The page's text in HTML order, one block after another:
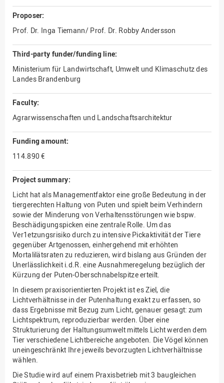
Proposer:
Prof. Dr. Inga Tiemann/ Prof. Dr. Robby Andersson
Third-party funder/funding line:
Ministerium für Landwirtschaft, Umwelt und Klimaschutz des
Landes Brandenburg
Faculty:
Agrarwissenschaften und Landschaftsarchitektur
Funding amount:
114.890 €
Project summary:
Licht hat als Managementfaktor eine große Bedeutung in der
tiergerechten Haltung von Puten und spielt beim Verhindern
sowie der Minderung von Verhaltensstörungen wie bspw.
Beschädigungspicken eine zentrale Rolle. Um das
Ver1etzungsrisiko durch zu intensive Pickaktivität der Tiere
gegenüber Artgenossen, einhergehend mit erhöhten
Mortalilätsraten zu reduzieren, wird bislang aus Gründen der
Unerlässlichkeit i.d.R. eine Ausnahmeregelung bezüglich der
Kürzung der Puten-Oberschnabelspitze erteilt.
In diesem praxisorientierten Projekt ist es Ziel, die
Lichtverhältnisse in der Putenhaltung exakt zu erfassen, so
dass Ergebnisse mit Bezug zum Licht, genauer gesagt: zum
Lichtspektrum, reproduzierbar werden. Über eine
Strukturierung der Haltungsumwelt mittels Licht werden dem
Tier verschiedene Lichtbereiche angeboten. Die Vögel können
uneingeschränkt Ihre jeweils bevorzugten Lichtverhältnisse
wählen.
Die Studie wird auf einem Praxisbetrieb mit 3 baugleichen